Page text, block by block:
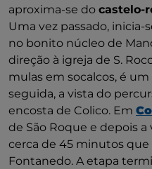
aproxima-se do castelo-
Uma vez passado,
no bonito núcleo de
direção à igreja de S.
mulas em socalcos, é
seguida, a vista do
encosta de Colico. Em
de São Roque e depois
cerca de 45 minutos que
Fontanedo. A etapa